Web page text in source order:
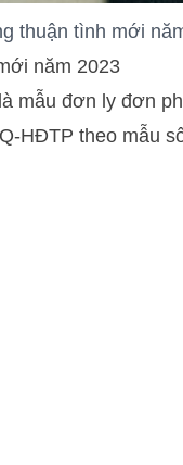
thuận tình mới
năm 2023
mẫu đơn ly đơn
HĐTP theo mẫu